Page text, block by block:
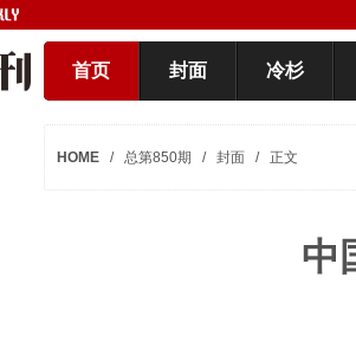
首页 封面 冷杉
HOME / 总第850期 / 封面 / 正文
中